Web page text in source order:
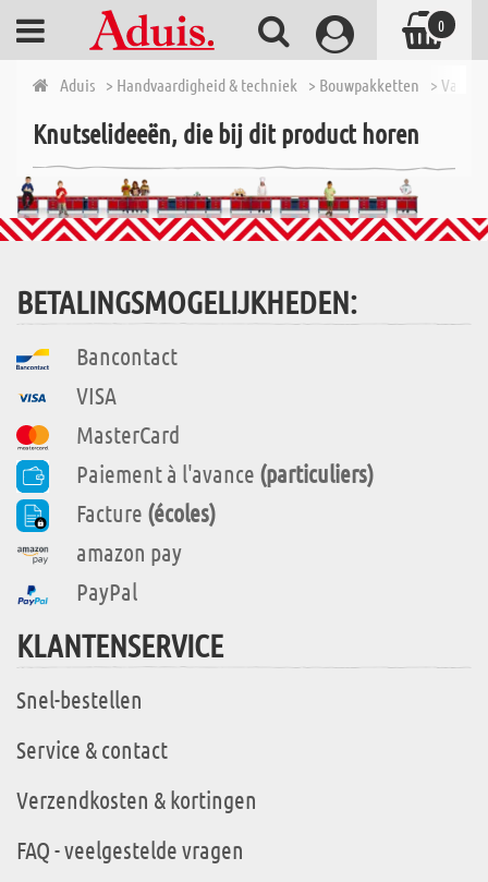
Aduis > Handvaardigheid & techniek > Bouwpakketten > Van 7
Knutselideeën, die bij dit product horen
BETALINGSMOGELIJKHEDEN:
Bancontact
VISA
MasterCard
Paiement à l'avance (particuliers)
Facture (écoles)
amazon pay
PayPal
KLANTENSERVICE
Snel-bestellen
Service & contact
Verzendkosten & kortingen
FAQ - veelgestelde vragen
0